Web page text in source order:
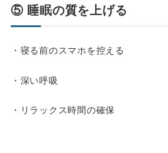
⑤ 睡眠の質を上げる
・寝る前のスマホを控える
・深い呼吸
・リラックス時間の確保